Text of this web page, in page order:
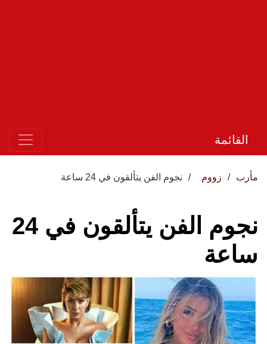
القائمة
مأرب زووم نجوم الفن يتألقون في 24 ساعة
نجوم الفن يتألقون في 24
ساعة